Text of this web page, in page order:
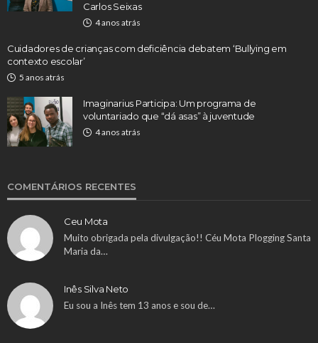
Carlos Seixas
4 anos atrás
Cuidadores de crianças com deficiência debatem ‘Bullying em
contexto escolar’
5 anos atrás
Imaginarius Participa: Um programa de
voluntariado que “dá asas” à juventude
4 anos atrás
COMENTÁRIOS RECENTES
Ceu Mota
Muito obrigada pela divulgação!! Céu Mota Plogging Santa
Maria da…
Inês Silva Neto
Eu sou a Inês tem 13 anos e sou de…